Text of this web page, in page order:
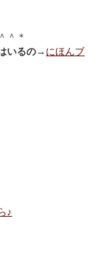
＾＊
いるの→ にほんブ
♪